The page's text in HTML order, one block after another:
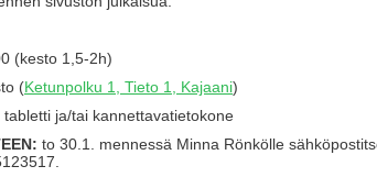
(kesto 1,5-2h)
(Ketunpolku 1, Tieto 1, Kajaani)
tabletti ja/tai kannettavatietokone
to 30.1. mennessä Minna Rönkölle